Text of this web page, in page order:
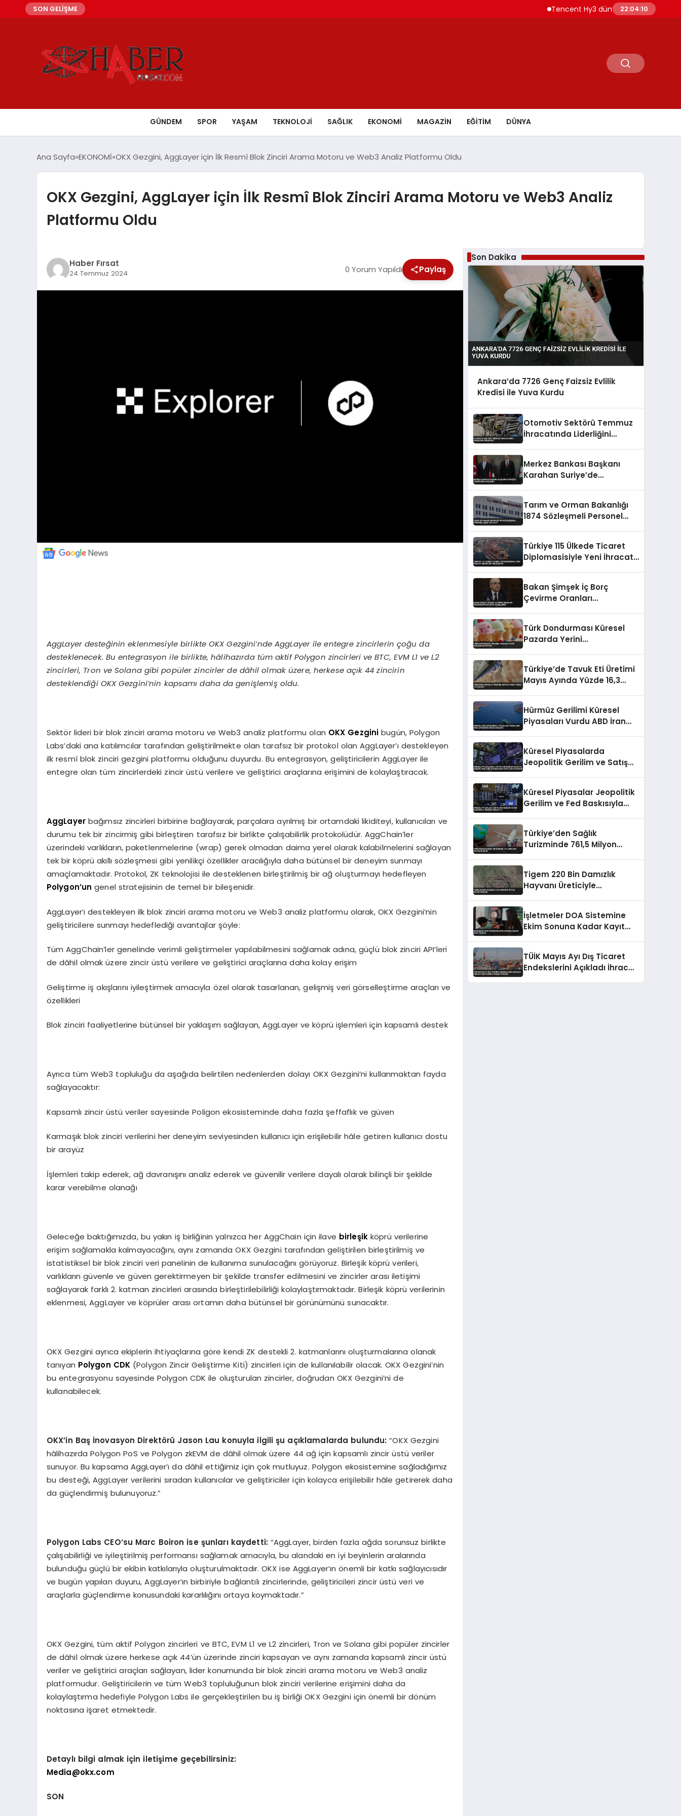
SON GELİŞME Tencent Hy3 dünya genelinde kullanıma
22:04:11
GÜNDEM SPOR YAŞAM TEKNOLOJİ SAĞLIK EKONOMİ MAGAZİN EĞİTİM DÜNYA
Ana Sayfa EKONOMİ OKX Gezgini, AggLayer için İlk Resmî Blok Zinciri Arama Motoru ve Web3 Analiz Platformu Oldu
OKX Gezgini, AggLayer için İlk Resmî Blok Zinciri Arama Motoru ve Web3 Analiz
Platformu Oldu
Haber Fırsat
24 Temmuz 2024 0 Yorum Yapıldı Paylaş
AggLayer desteğinin eklenmesiyle birlikte OKX Gezgini’nde AggLayer ile entegre zincirlerin çoğu da
desteklenecek. Bu entegrasyon ile birlikte, hâlihazırda tüm aktif Polygon zincirleri ve BTC, EVM L1 ve L2
zincirleri, Tron ve Solana gibi popüler zincirler de dâhil olmak üzere, herkese açık 44 zincirin
desteklendiği OKX Gezgini’nin kapsamı daha da genişlemiş oldu.
Sektör lideri bir blok zinciri arama motoru ve Web3 analiz platformu olan OKX Gezgini bugün, Polygon
Labs’daki ana katılımcılar tarafından geliştirilmekte olan tarafsız bir protokol olan AggLayer’ı destekleyen
ilk resmî blok zinciri gezgini platformu olduğunu duyurdu. Bu entegrasyon, geliştiricilerin AggLayer ile
entegre olan tüm zincirlerdeki zincir üstü verilere ve geliştirici araçlarına erişimini de kolaylaştıracak.
AggLayerbağımsız zincirleri birbirine bağlayarak, parçalara ayrılmış bir ortamdaki likiditeyi, kullanıcıları ve
durumu tek bir zincirmiş gibi birleştiren tarafsız bir birlikte çalışabilirlik protokolüdür. AggChain’ler
üzerindeki varlıkların, paketlenmelerine (wrap) gerek olmadan daima yerel olarak kalabilmelerini sağlayan
tek bir köprü akıllı sözleşmesi gibi yenilikçi özellikler aracılığıyla daha bütünsel bir deneyim sunmayı
amaçlamaktadır. Protokol, ZK teknolojisi ile desteklenen birleştirilmiş bir ağ oluşturmayı hedefleyen
Polygon’un genel stratejisinin de temel bir bileşenidir.
AggLayer’ı destekleyen ilk blok zinciri arama motoru ve Web3 analiz platformu olarak, OKX Gezgini’nin
geliştiricilere sunmayı hedeflediği avantajlar şöyle:
Tüm AggChain’ler genelinde verimli geliştirmeler yapılabilmesini sağlamak adına, güçlü blok zinciri API’leri
de dâhil olmak üzere zincir üstü verilere ve geliştirici araçlarına daha kolay erişim
Geliştirme iş akışlarını iyileştirmek amacıyla özel olarak tasarlanan, gelişmiş veri görselleştirme araçları ve
özellikleri
Blok zinciri faaliyetlerine bütünsel bir yaklaşım sağlayan, AggLayer ve köprü işlemleri için kapsamlı destek
Ayrıca tüm Web3 topluluğu da aşağıda belirtilen nedenlerden dolayı OKX Gezgini’ni kullanmaktan fayda
sağlayacaktır:
Kapsamlı zincir üstü veriler sayesinde Poligon ekosisteminde daha fazla şeffaflık ve güven
Karmaşık blok zinciri verilerini her deneyim seviyesinden kullanıcı için erişilebilir hâle getiren kullanıcı dostu
bir arayüz
İşlemleri takip ederek, ağ davranışını analiz ederek ve güvenilir verilere dayalı olarak bilinçli bir şekilde
karar verebilme olanağı
Geleceğe baktığımızda, bu yakın iş birliğinin yalnızca her AggChain için ilave birleşik köprü verilerine
erişim sağlamakla kalmayacağını, aynı zamanda OKX Gezgini tarafından geliştirilen birleştirilmiş ve
istatistiksel bir blok zinciri veri panelinin de kullanıma sunulacağını görüyoruz. Birleşik köprü verileri,
varlıkların güvenle ve güven gerektirmeyen bir şekilde transfer edilmesini ve zincirler arası iletişimi
sağlayarak farklı 2. katman zincirleri arasında birleştirilebilirliği kolaylaştırmaktadır. Birleşik köprü verilerinin
eklenmesi, AggLayer ve köprüler arası ortamın daha bütünsel bir görünümünü sunacaktır.
OKX Gezgini ayrıca ekiplerin ihtiyaçlarına göre kendi ZK destekli 2. katmanlarını oluşturmalarına olanak
tanıyan Polygon CDK (Polygon Zincir Geliştirme Kiti) zincirleri için de kullanılabilir olacak. OKX Gezgini’nin
bu entegrasyonu sayesinde Polygon CDK ile oluşturulan zincirler, doğrudan OKX Gezgini’ni de
kullanabilecek.
OKX’in Baş İnovasyon Direktörü Jason Lau konuyla ilgili şu açıklamalarda bulundu: “OKX Gezgini
hâlihazırda Polygon PoS ve Polygon zkEVM de dâhil olmak üzere 44 ağ için kapsamlı zincir üstü veriler
sunuyor. Bu kapsama AggLayer’ı da dâhil ettiğimiz için çok mutluyuz. Polygon ekosistemine sağladığımız
bu desteği, AggLayer verilerini sıradan kullanıcılar ve geliştiriciler için kolayca erişilebilir hâle getirerek daha
da güçlendirmiş bulunuyoruz.”
Polygon Labs CEO’su Marc Boiron ise şunları kaydetti: “AggLayer, birden fazla ağda sorunsuz birlikte
çalışabilirliği ve iyileştirilmiş performansı sağlamak amacıyla, bu alandaki en iyi beyinlerin aralarında
bulunduğu güçlü bir ekibin katkılarıyla oluşturulmaktadır. OKX ise AggLayer’ın önemli bir katkı sağlayıcısıdır
ve bugün yapılan duyuru, AggLayer’ın birbiriyle bağlantılı zincirlerinde, geliştiricileri zincir üstü veri ve
araçlarla güçlendirme konusundaki kararlılığını ortaya koymaktadır.”
OKX Gezgini, tüm aktif Polygon zincirleri ve BTC, EVM L1 ve L2 zincirleri, Tron ve Solana gibi popüler zincirler
de dâhil olmak üzere herkese açık 44’ün üzerinde zinciri kapsayan ve aynı zamanda kapsamlı zincir üstü
veriler ve geliştirici araçları sağlayan, lider konumunda bir blok zinciri arama motoru ve Web3 analiz
platformudur. Geliştiricilerin ve tüm Web3 topluluğunun blok zinciri verilerine erişimini daha da
kolaylaştırma hedefiyle Polygon Labs ile gerçekleştirilen bu iş birliği OKX Gezgini için önemli bir dönüm
noktasına işaret etmektedir.
Detaylı bilgi almak için iletişime geçebilirsiniz:
Media@okx.com
SON
Son Dakika
Ankara’da 7726 Genç Faizsiz Evlilik
Kredisi ile Yuva Kurdu
Otomotiv Sektörü Temmuz
İhracatında Liderliğini
Merkez Bankası Başkanı
Karahan Suriye’de
Tarım ve Orman Bakanlığı
1874 Sözleşmeli Personel
Türkiye 115 Ülkede Ticaret
Diplomasisiyle Yeni İhracat
Bakan Şimşek İç Borç
Çevirme Oranları
Türk Dondurması Küresel
Pazarda Yerini
Türkiye’de Tavuk Eti Üretimi
Mayıs Ayında Yüzde 16,3
Hürmüz Gerilimi Küresel
Piyasaları Vurdu ABD İran
Küresel Piyasalarda
Jeopolitik Gerilim ve Satış
Küresel Piyasalar Jeopolitik
Gerilim ve Fed Baskısıyla
Türkiye’den Sağlık
Turizminde 761,5 Milyon
Tigem 220 Bin Damızlık
Hayvanı Üreticiyle
İşletmeler DOA Sistemine
Ekim Sonuna Kadar Kayıt
TÜİK Mayıs Ayı Dış Ticaret
Endekslerini Açıkladı İhracat